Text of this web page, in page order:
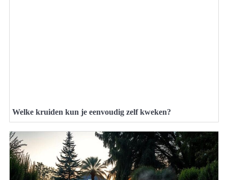
Welke kruiden kun je eenvoudig zelf kweken?